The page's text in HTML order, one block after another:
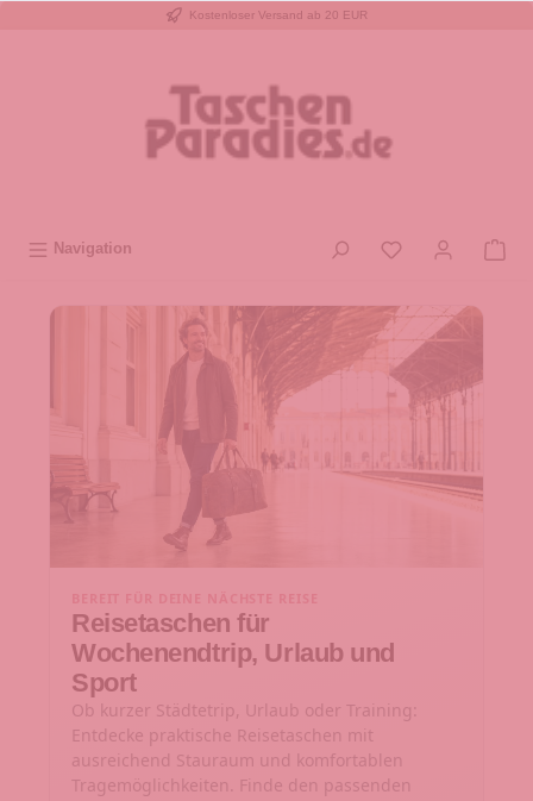
Kostenloser Versand ab 20 EUR
Navigation
Reisetaschen für
Wochenendtrip, Urlaub und
Sport
Ob kurzer Städtetrip, Urlaub oder Training:
Entdecke praktische Reisetaschen mit
ausreichend Stauraum und komfortablen
Tragemöglichkeiten. Finde den passenden